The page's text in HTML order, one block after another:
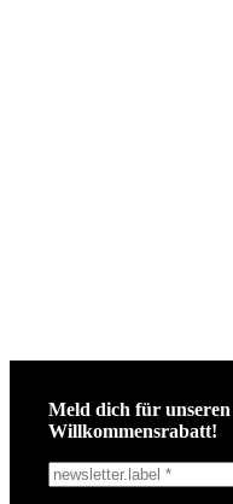
Meld dich für
Willkommensrabatt!